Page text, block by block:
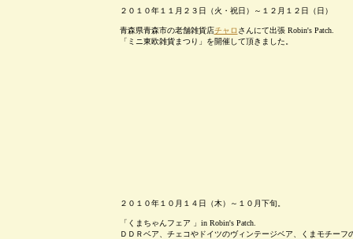
２０１０年１１月２３日（火・祝日）～１２月１２日（日）
青森県青森市の老舗雑貨店チャロ さんにて出張 Robin's Patch.
「ミニ東欧雑貨まつり」を開催して頂きました。
２０１０年１０月１４日（木）～１０月下旬。
「くまちゃんフェア 」 in Robin's Patch.
ＤＤＲベア、チェコやドイツのヴィンテージベア、くまモチーフ